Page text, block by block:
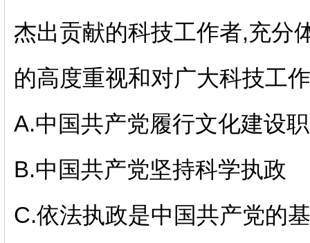
杰出贡献的科技工作者,充分
的高度重视和对广大科技
A.中国共产党履行文化建设
B.中国共产党坚持科学执政
C.依法执政是中国共产党的